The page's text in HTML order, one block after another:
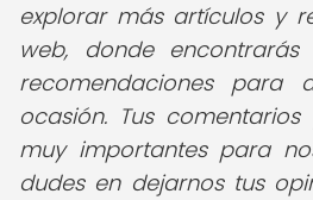
explorar más artículos y
web, donde
recomendaciones para
ocasión. Tus
muy importantes para
dudes en dejarnos tus